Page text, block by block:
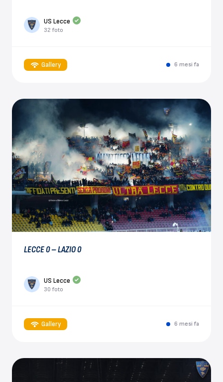
US Lecce
32 foto
Gallery 6 mesi fa
LECCE 0 – LAZIO 0
US Lecce
30 foto
Gallery 6 mesi fa